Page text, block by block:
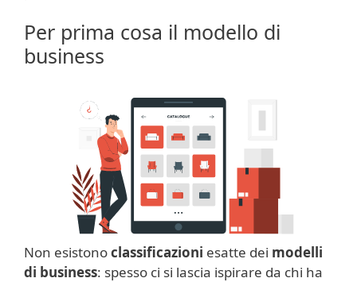
Per prima cosa il modello di
business
Non esistonoclassificazioni esatte dei modelli
di business: spesso ci si lascia ispirare da chi ha